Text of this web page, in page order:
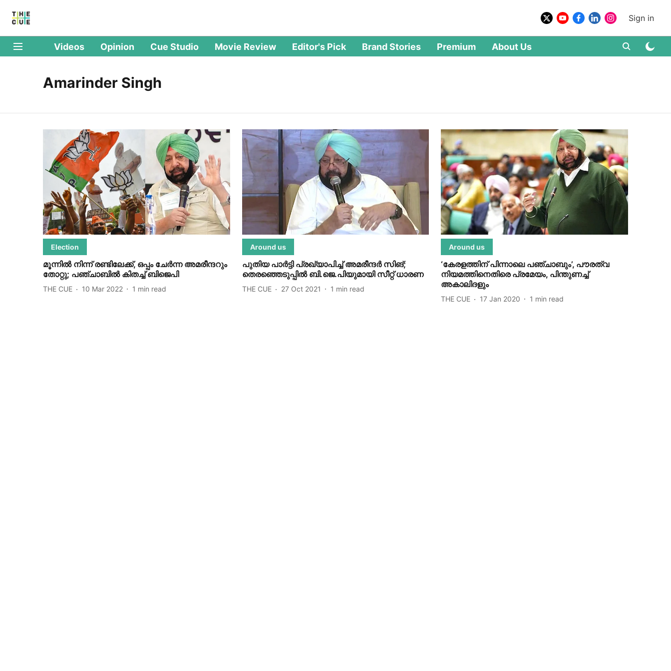
Sign in
Videos Opinion Cue Studio Movie Review Editor's Pick Brand Stories Premium About Us
Amarinder Singh
Election
മൂന്നില്‍ നിന്ന് രണ്ടിലേക്ക്, ഒപ്പം ചേര്‍ന്ന അമരീന്ദറും
തോറ്റു; പഞ്ചാബില്‍ കിതച്ച് ബിജെപി
THE CUE 10 Mar 2022 1 min read
Around us
പുതിയ പാര്‍ട്ടി പ്രഖ്യാപിച്ച് അമരീന്ദര്‍ സിങ്;
തെരഞ്ഞെടുപ്പില്‍ ബി.ജെ.പിയുമായി സീറ്റ് ധാരണ
THE CUE 27 Oct 2021 1 min read
Around us
‘കേരളത്തിന് പിന്നാലെ പഞ്ചാബും’, പൗരത്വ
നിയമത്തിനെതിരെ പ്രമേയം, പിന്തുണച്ച്
അകാലിദളും
THE CUE 17 Jan 2020 1 min read